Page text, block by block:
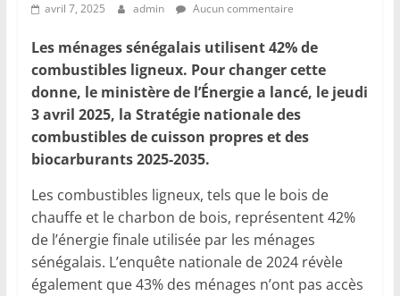
avril 7, 2025 admin Aucun commentaire
Les ménages sénégalais utilisent 42% de
combustibles ligneux. Pour changer cette
donne, le ministère de l’Énergie a lancé, le jeudi
3 avril 2025, la Stratégie nationale des
combustibles de cuisson propres et des
biocarburants 2025-2035.
Les combustibles ligneux, tels que le bois de
chauffe et le charbon de bois, représentent 42%
de l’énergie finale utilisée par les ménages
sénégalais. L’enquête nationale de 2024 révèle
également que 43% des ménages n’ont pas accès